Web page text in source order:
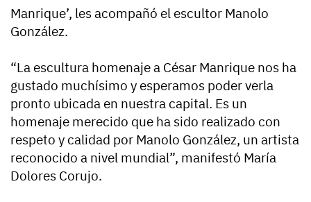
Manrique’, les acompañó el escultor Manolo
González.
“La escultura homenaje a César Manrique nos ha
gustado muchísimo y esperamos poder verla
pronto ubicada en nuestra capital. Es un
homenaje merecido que ha sido realizado con
respeto y calidad por Manolo González, un artista
reconocido a nivel mundial”, manifestó María
Dolores Corujo.